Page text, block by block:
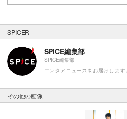
SPICER
SPICE編集部
SPICE編集部
エンタメニュースをお届けします。
その他の画像